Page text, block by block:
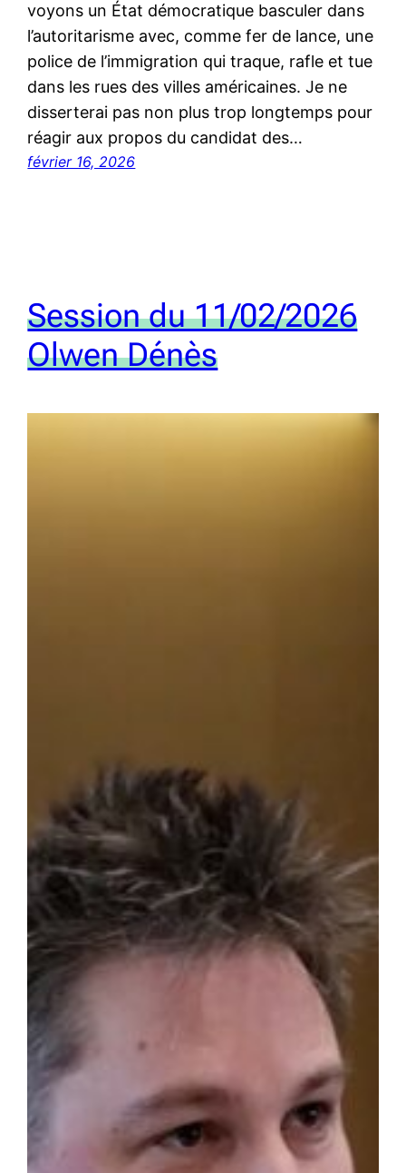
voyons un État démocratique basculer dans
l’autoritarisme avec, comme fer de lance, une
police de l’immigration qui traque, rafle et tue
dans les rues des villes américaines. Je ne
disserterai pas non plus trop longtemps pour
réagir aux propos du candidat des…
février 16, 2026
Session du 11/02/2026
Olwen Dénès